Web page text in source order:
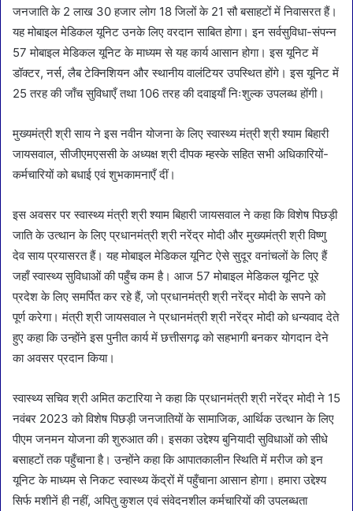
जनजाति के 2 लाख 30 हजार लोग 18 जिलों के 21 सौ बसाहटों में निवासरत हैं।
यह मोबाइल मेडिकल यूनिट उनके लिए वरदान साबित होगा। इन सर्वसुविधा-संपन्न
57 मोबाइल मेडिकल यूनिट के माध्यम से यह कार्य आसान होगा। इस यूनिट में
डॉक्टर, नर्स, लैब टेक्निशियन और स्थानीय वालंटियर उपस्थित होंगे। इस यूनिट में
25 तरह की जाँच सुविधाएँ तथा 106 तरह की दवाइयाँ निःशुल्क उपलब्ध होंगी।
मुख्यमंत्री श्री साय ने इस नवीन योजना के लिए स्वास्थ्य मंत्री श्री श्याम बिहारी
जायसवाल, सीजीएमएससी के अध्यक्ष श्री दीपक म्हस्के सहित सभी अधिकारियों-
कर्मचारियों को बधाई एवं शुभकामनाएँ दीं।
इस अवसर पर स्वास्थ्य मंत्री श्री श्याम बिहारी जायसवाल ने कहा कि विशेष पिछड़ी
जाति के उत्थान के लिए प्रधानमंत्री श्री नरेंद्र मोदी और मुख्यमंत्री श्री विष्णु
देव साय प्रयासरत हैं। यह मोबाइल मेडिकल यूनिट ऐसे सुदूर वनांचलों के लिए हैं
जहाँ स्वास्थ्य सुविधाओं की पहुँच कम है। आज 57 मोबाइल मेडिकल यूनिट पूरे
प्रदेश के लिए समर्पित कर रहे हैं, जो प्रधानमंत्री श्री नरेंद्र मोदी के सपने को
पूर्ण करेगा। मंत्री श्री जायसवाल ने प्रधानमंत्री श्री नरेंद्र मोदी को धन्यवाद देते
हुए कहा कि उन्होंने इस पुनीत कार्य में छत्तीसगढ़ को सहभागी बनकर योगदान देने
का अवसर प्रदान किया।
स्वास्थ्य सचिव श्री अमित कटारिया ने कहा कि प्रधानमंत्री श्री नरेंद्र मोदी ने 15
नवंबर 2023 को विशेष पिछड़ी जनजातियों के सामाजिक, आर्थिक उत्थान के लिए
पीएम जनमन योजना की शुरुआत की। इसका उद्देश्य बुनियादी सुविधाओं को सीधे
बसाहटों तक पहुँचाना है। उन्होंने कहा कि आपातकालीन स्थिति में मरीज को इन
यूनिट के माध्यम से निकट स्वास्थ्य केंद्रों में पहुँचाना आसान होगा। हमारा उद्देश्य
सिर्फ मशीनें ही नहीं, अपितु कुशल एवं संवेदनशील कर्मचारियों की उपलब्धता